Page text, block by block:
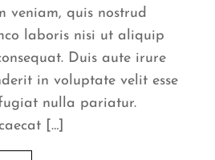
veniam, quis nostrud
laboris nisi ut aliquip
Duis aute irure
in voluptate velit esse
nulla pariatur.
[…]